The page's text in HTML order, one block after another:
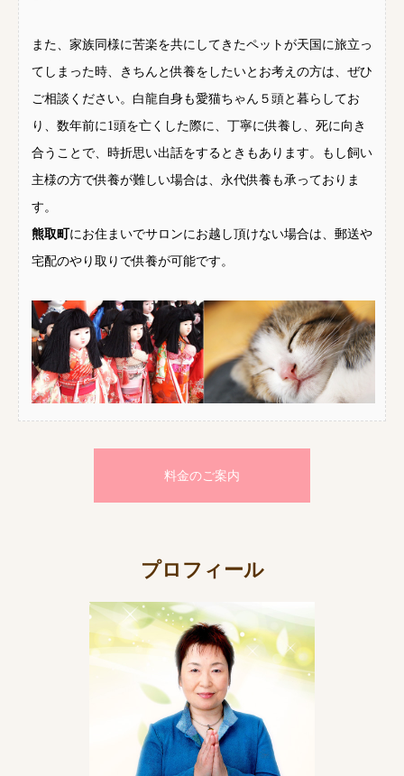
また、家族同様に苦楽を共にしてきたペットが天国に旅立っ
てしまった時、きちんと供養をしたいとお考えの方は、ぜひ
ご相談ください。白龍自身も愛猫ちゃん５頭と暮らしてお
り、数年前に1頭を亡くした際に、丁寧に供養し、死に向き
合うことで、時折思い出話をするときもあります。もし飼い
主様の方で供養が難しい場合は、永代供養も承っておりま
す。
熊取町にお住まいでサロンにお越し頂けない場合は、郵送や
宅配のやり取りで供養が可能です。
料金のご案内
プロフィール